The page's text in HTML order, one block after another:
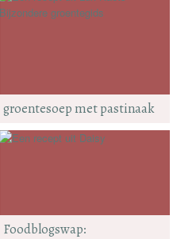
groentesoep met pastinaak
Foodblogswap: